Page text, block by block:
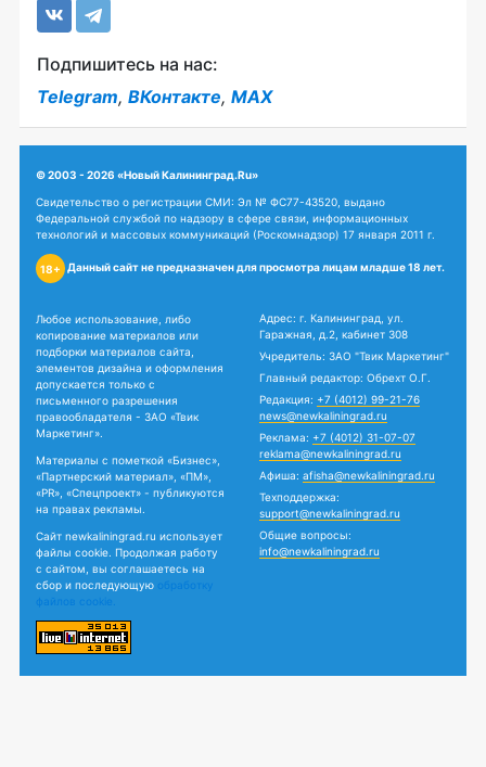
Подпишитесь на нас:
Telegram, ВКонтакте, MAX
© 2003 - 2026 «Новый Калининград.Ru»
Свидетельство о регистрации СМИ: Эл № ФС77-43520, выдано
Федеральной службой по надзору в сфере связи, информационных
технологий и массовых коммуникаций (Роскомнадзор) 17 января 2011 г.
18+ Данный сайт не предназначен для просмотра лицам младше 18 лет.
Любое использование, либо
копирование материалов или
подборки материалов сайта,
элементов дизайна и оформления
допускается только с
письменного разрешения
правообладателя - ЗАО «Твик
Маркетинг».
Материалы с пометкой «Бизнес»,
«Партнерский материал», «ПМ»,
«PR», «Спецпроект» - публикуются
на правах рекламы.
Сайт newkaliningrad.ru использует
файлы cookie. Продолжая работу
с сайтом, вы соглашаетесь на
сбор и последующую обработку
файлов cookie.
Адрес: г. Калининград, ул.
Гаражная, д.2, кабинет 308
Учредитель: ЗАО "Твик Маркетинг"
Главный редактор: Обрехт О.Г.
Редакция: +7 (4012) 99-21-76
news@newkaliningrad.ru
Реклама: +7 (4012) 31-07-07
reklama@newkaliningrad.ru
Афиша: afisha@newkaliningrad.ru
Техподдержка:
support@newkaliningrad.ru
Общие вопросы:
info@newkaliningrad.ru